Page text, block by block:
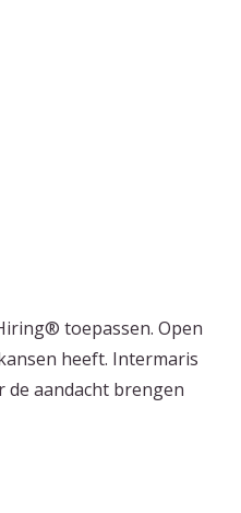
toepassen. Open
heeft. ​Intermaris
aandacht brengen